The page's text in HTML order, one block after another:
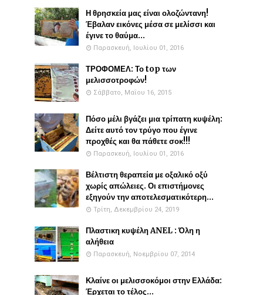
Η θρησκεία μας είναι ολοζώντανη!
Έβαλαν εικόνες μέσα σε μελίσσι και
έγινε το θαύμα...
Παρασκευή, Ιουλίου 01, 2016
ΤΡΟΦΟΜΕΛ: Το top των
μελισσοτροφών!
Σάββατο, Μαΐου 16, 2015
Πόσο μέλι βγάζει μια τρίπατη κυψέλη:
Δείτε αυτό τον τρύγο που έγινε
προχθές και θα πάθετε σοκ!!!
Παρασκευή, Ιουλίου 01, 2016
Βέλτιστη θεραπεία με οξαλικό οξύ
χωρίς απώλειες. Οι επιστήμονες
εξηγούν την αποτελεσματικότερη...
Τρίτη, Δεκεμβρίου 24, 2019
Πλαστικη κυψέλη ANEL : Όλη η
αλήθεια
Παρασκευή, Νοεμβρίου 07, 2014
Κλαίνε οι μελισσοκόμοι στην Ελλάδα:
Έρχεται το τέλος...